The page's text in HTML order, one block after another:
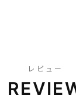
レビュー